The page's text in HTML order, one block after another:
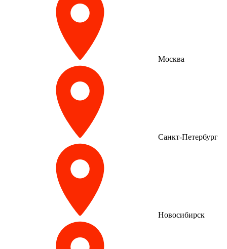
Москва
Санкт-Петербург
Новосибирск